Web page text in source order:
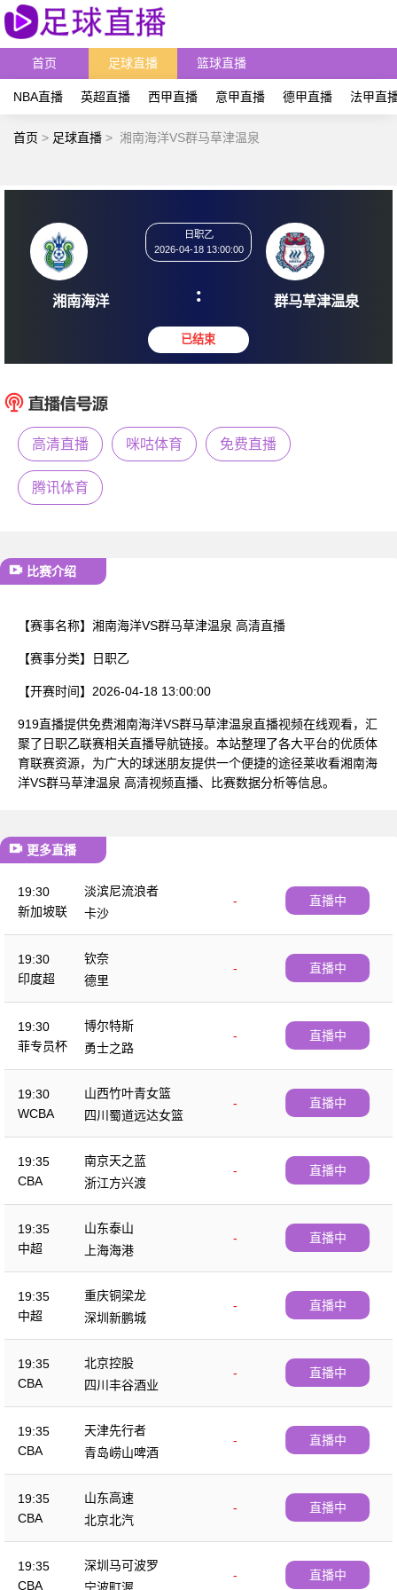
首页 足球直播 篮球直播
NBA直播 英超直播 西甲直播 意甲直播 德甲直播 法甲直
首页 > 足球直播 > 湘南海洋VS群马草津温泉
湘南海洋
2026-04-18 13:00:00
: 群马草
高清直播 咪咕体育 免费直播
腾讯体育
比赛介绍
【赛事名称】 湘南海洋VS群马草津温泉 高清直播
【赛事分类】 日职乙
【开赛时间】 2026-04-18 13:00:00
919直播提供免费湘南海洋VS群马草津温泉直播视频在线观看，汇
聚了日职乙联赛相关直播导航链接。本站整理了各大平台的优质体
育联赛资源，为广大的球迷朋友提供一个便捷的途径莱收看湘南海
洋VS群马草津温泉 高清视频直播、比赛数据分析等信息。
更多直播
19:30
新加坡联
淡滨尼流浪者
-
卡沙
直播中
19:30
印度超
钦奈
-
德里
直播中
19:30
菲专员杯
博尔特斯
-
勇士之路
直播中
19:30
WCBA
山西竹叶青女篮
-
四川蜀道远达女篮
直播中
19:35
CBA
南京天之蓝
-
浙江方兴渡
直播中
19:35
中超
山东泰山
-
上海海港
直播中
19:35
中超
重庆铜梁龙
-
深圳新鹏城
直播中
19:35
CBA
北京控股
-
四川丰谷酒业
直播中
19:35
CBA
天津先行者
-
青岛崂山啤酒
直播中
19:35
CBA
山东高速
-
北京北汽
直播中
19:35
CBA
深圳马可波罗
-
宁波町渥
直播中